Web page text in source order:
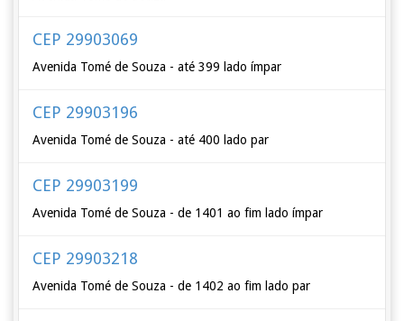
CEP 29903069
Avenida Tomé de Souza - até 399 lado ímpar
CEP 29903196
Avenida Tomé de Souza - até 400 lado par
CEP 29903199
Avenida Tomé de Souza - de 1401 ao fim lado ímpar
CEP 29903218
Avenida Tomé de Souza - de 1402 ao fim lado par